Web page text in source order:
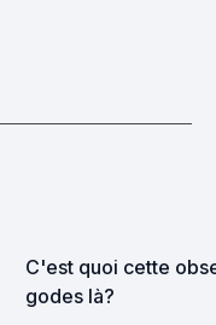
C'est quoi cette
godes là?